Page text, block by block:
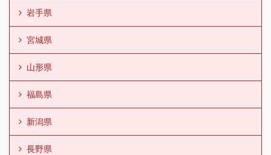
岩手県
宮城県
山形県
福島県
新潟県
長野県